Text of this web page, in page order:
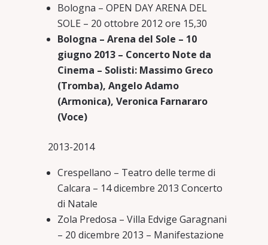
Bologna – OPEN DAY ARENA DEL
SOLE – 20 ottobre 2012 ore 15,30
Bologna – Arena del Sole – 10
giugno 2013 – Concerto Note da
Cinema – Solisti: Massimo Greco
(Tromba), Angelo Adamo
(Armonica), Veronica Farnararo
(Voce)
2013-2014
Crespellano – Teatro delle terme di
Calcara – 14 dicembre 2013 Concerto
di Natale
Zola Predosa – Villa Edvige Garagnani
– 20 dicembre 2013 – Manifestazione